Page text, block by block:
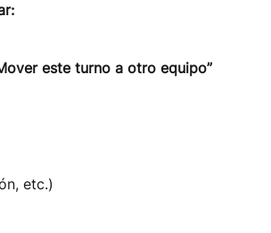
este turno a otro equipo”
etc.)